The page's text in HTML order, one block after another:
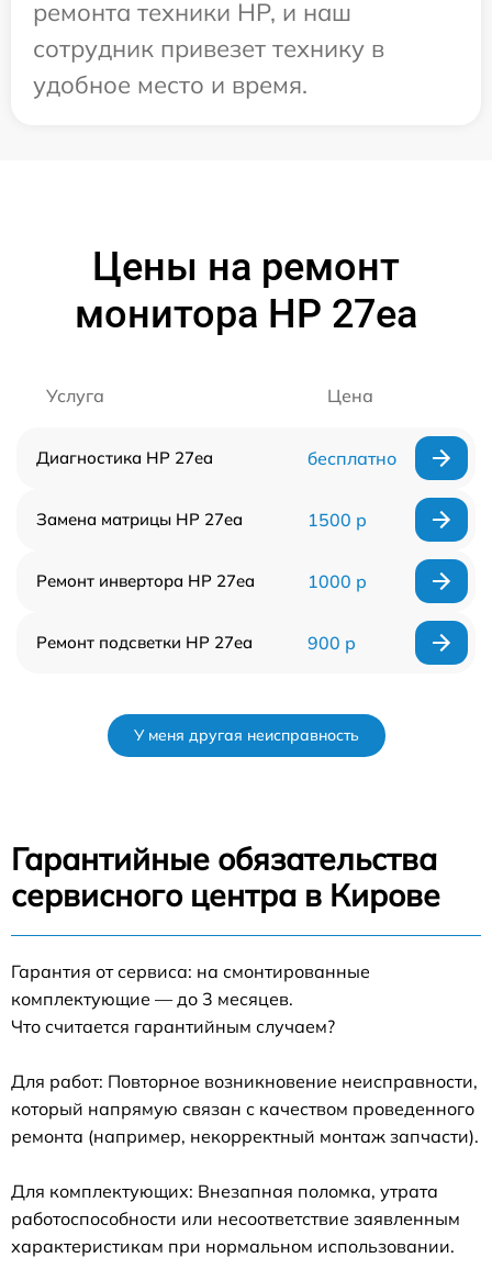
ремонта техники HP, и наш
сотрудник привезет технику в
удобное место и время.
Цены на ремонт
монитора HP 27ea
Услуга Цена
Диагностика HP 27ea бесплатно
Замена матрицы HP 27ea 1500 р
Ремонт инвертора HP 27ea 1000 р
Ремонт подсветки HP 27ea 900 р
У меня другая неисправность
Гарантийные обязательства
сервисного центра в Кирове
Гарантия от сервиса: на смонтированные
комплектующие — до 3 месяцев.
Что считается гарантийным случаем?
Для работ: Повторное возникновение неисправности,
который напрямую связан с качеством проведенного
ремонта (например, некорректный монтаж запчасти).
Для комплектующих: Внезапная поломка, утрата
работоспособности или несоответствие заявленным
характеристикам при нормальном использовании.